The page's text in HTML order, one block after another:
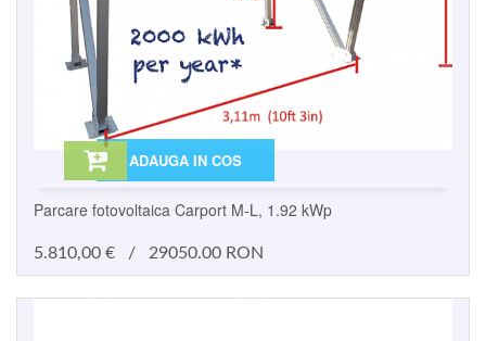
ADAUGA IN COS
Parcare fotovoltaica Carport M-L, 1.92 kWp
5.810,00 € / 29050.00 RON